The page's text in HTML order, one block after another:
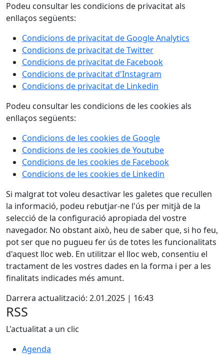
Podeu consultar les condicions de privacitat als
enllaços següents:
Condicions de privacitat de Google Analytics
Condicions de privacitat de Twitter
Condicions de privacitat de Facebook
Condicions de privacitat d'Instagram
Condicions de privacitat de Linkedin
Podeu consultar les condicions de les cookies als
enllaços següents:
Condicions de les cookies de Google
Condicions de les cookies de Youtube
Condicions de les cookies de Facebook
Condicions de les cookies de Linkedin
Si malgrat tot voleu desactivar les galetes que recullen
la informació, podeu rebutjar-ne l'ús per mitjà de la
selecció de la configuració apropiada del vostre
navegador. No obstant això, heu de saber que, si ho feu,
pot ser que no pugueu fer ús de totes les funcionalitats
d'aquest lloc web. En utilitzar el lloc web, consentiu el
tractament de les vostres dades en la forma i per a les
finalitats indicades més amunt.
Darrera actualització: 2.01.2025 | 16:43
RSS
L'actualitat a un clic
Agenda